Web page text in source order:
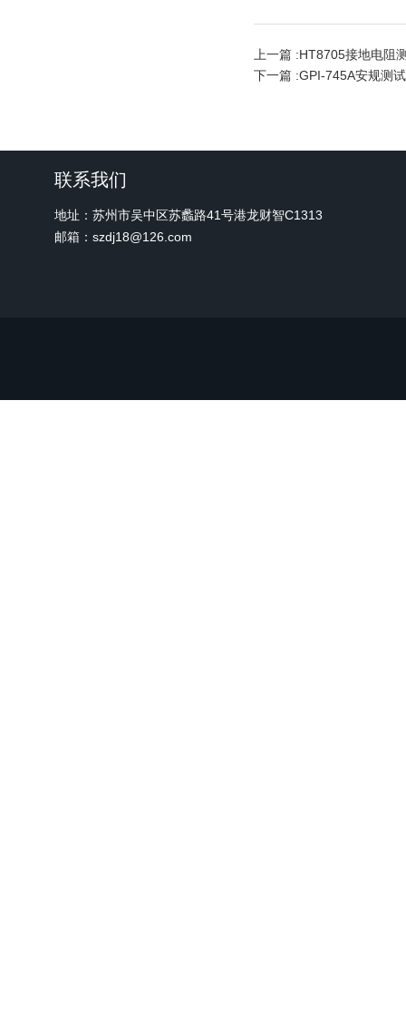
上一篇 :HT8705接地电阻
下一篇 :GPI-745A安规测
联系我们
地址：苏州市吴中区苏蠡路41号港龙财智C1313
邮箱：szdj18@126.com